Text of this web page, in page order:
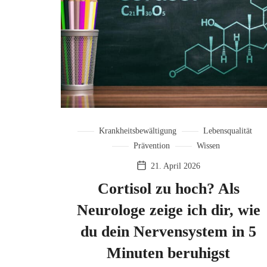
Krankheitsbewältigung
Lebensqualität
Prävention
Wissen
21. April 2026
Cortisol zu hoch? Als
Neurologe zeige ich dir, wie
du dein Nervensystem in 5
Minuten beruhigst